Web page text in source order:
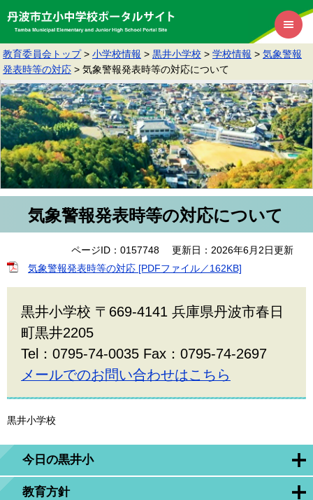
教育委員会トップ > 小学校情報 > 黒井小学校 > 学校情報 > 気象警報
発表時等の対応 > 気象警報発表時等の対応について
黒井小学校
今日の黒井小
教育方針
気象警報発表時等の対応について
ページID：0157748
更新日：2026年6月2日更新
気象警報発表時等の対応 [PDFファイル／162KB]
黒井小学校 〒669-4141 兵庫県丹波市春日
町黒井2205
Tel：0795-74-0035 Fax：0795-74-2697
メールでのお問い合わせはこちら